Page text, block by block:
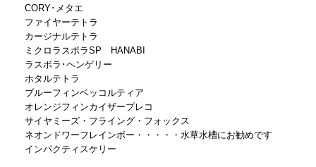
CORY･メタエ
ファイヤーテトラ
カージナルテトラ
ミクロラスボラSP HANABI
ラスボラ･ヘンゲリー
ホタルテトラ
ブルーフィンベッコルティア
オレンジフィンカイザープレコ
サイヤミーズ・フライング・フォックス
ネオンドワーフレインボー・・・・・水草水槽にお勧めです
インパクティスケリー